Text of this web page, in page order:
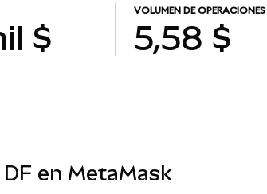
$
VOLUMEN DE OPERACIONES
5,58 $
en MetaMask